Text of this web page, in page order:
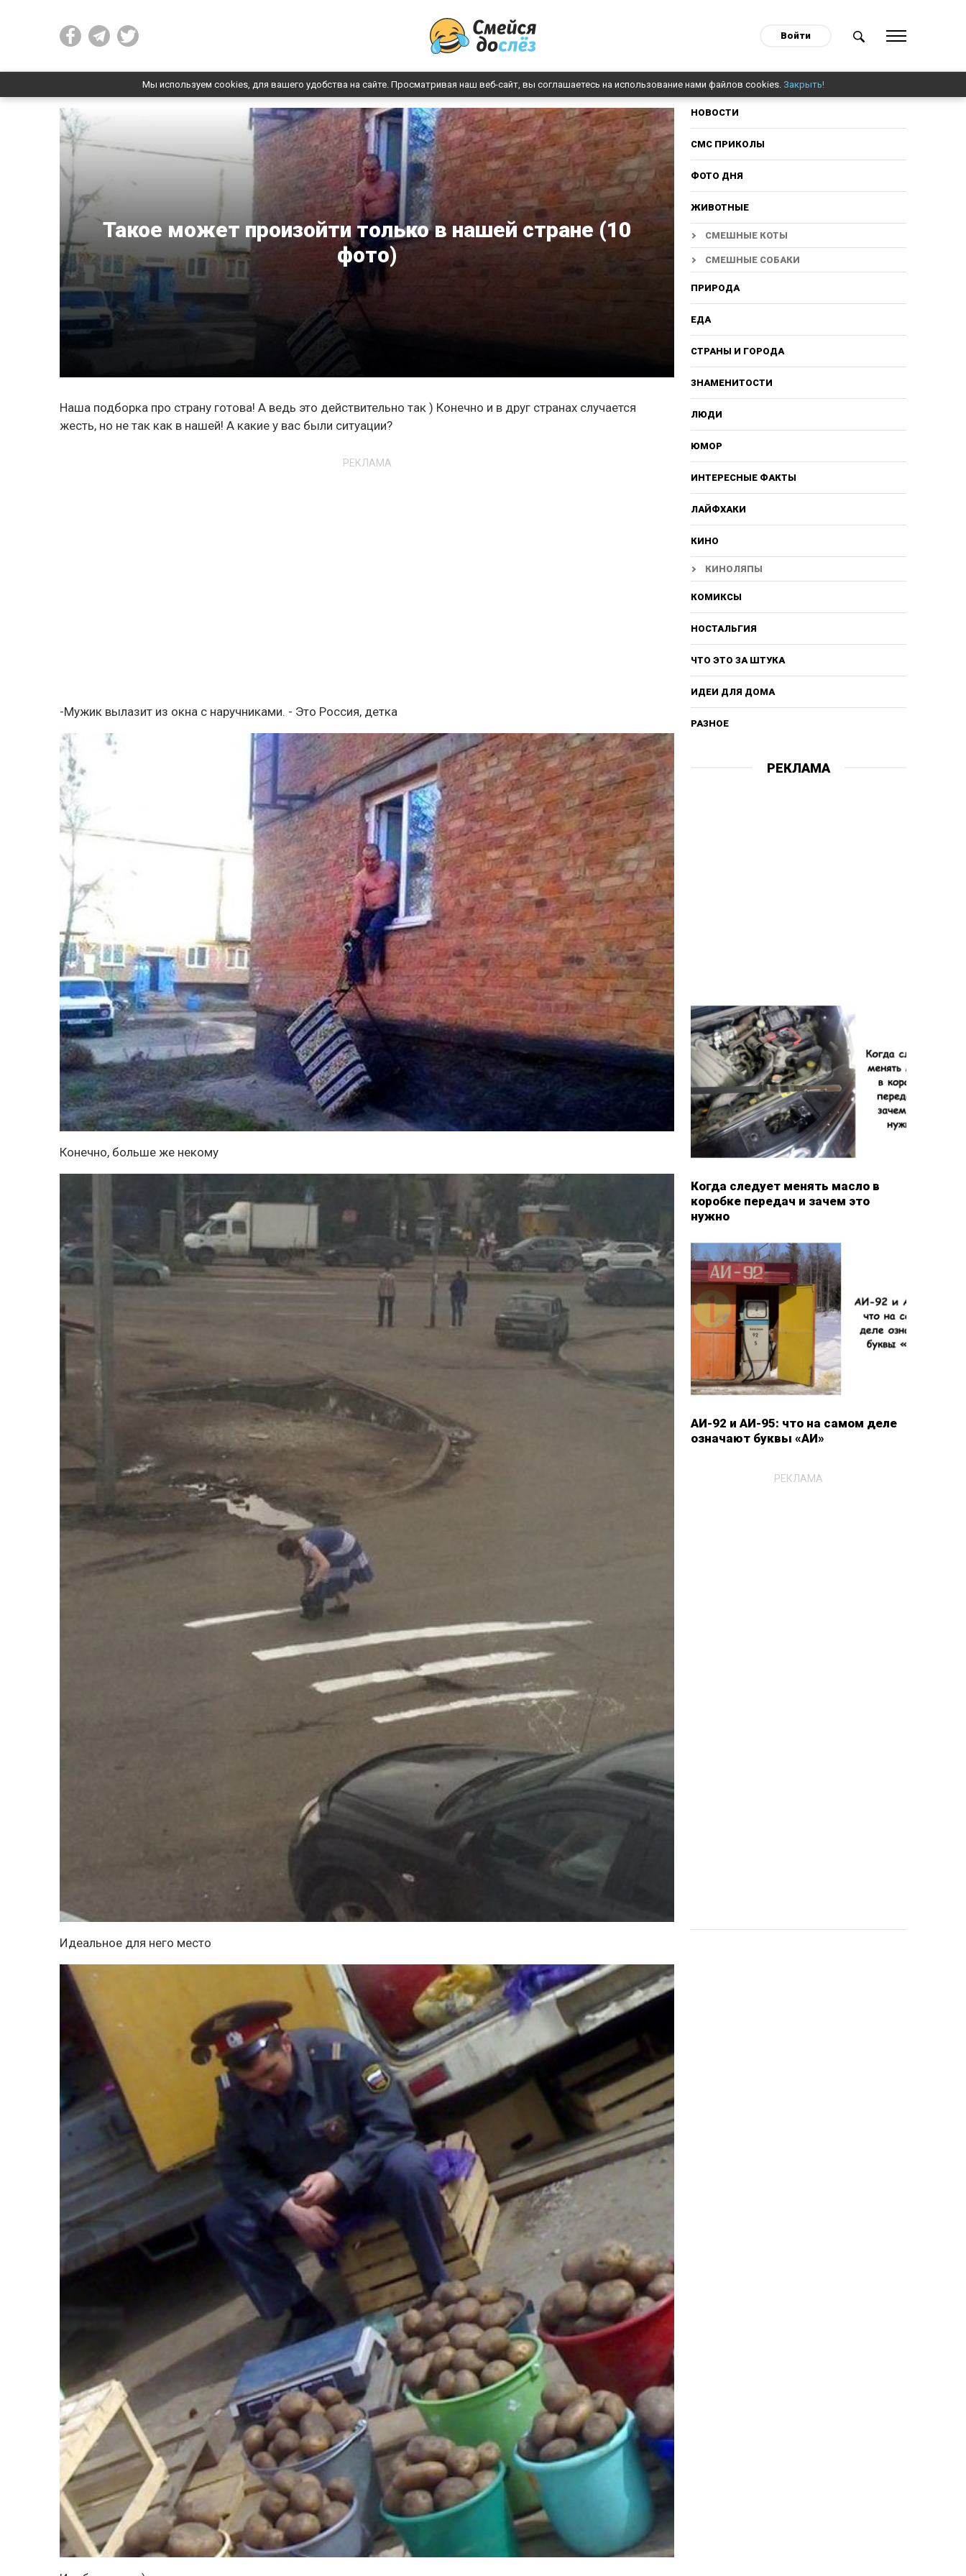
Войти
Мы используем cookies, для вашего удобства на сайте. Просматривая наш веб-сайт, вы соглашаетесь на использование нами файлов cookies. Закрыть!
Такое может произойти только в нашей стране (10
фото)
Наша подборка про страну готова! А ведь это действительно так ) Конечно и в друг странах случается
жесть, но не так как в нашей! А какие у вас были ситуации?
РЕКЛАМА
-Мужик вылазит из окна с наручниками. - Это Россия, детка
Конечно, больше же некому
Идеальное для него место
НОВОСТИ
СМС ПРИКОЛЫ
ФОТО ДНЯ
ЖИВОТНЫЕ
СМЕШНЫЕ КОТЫ
СМЕШНЫЕ СОБАКИ
ПРИРОДА
ЕДА
СТРАНЫ И ГОРОДА
ЗНАМЕНИТОСТИ
ЛЮДИ
ЮМОР
ИНТЕРЕСНЫЕ ФАКТЫ
ЛАЙФХАКИ
КИНО
КИНОЛЯПЫ
КОМИКСЫ
НОСТАЛЬГИЯ
ЧТО ЭТО ЗА ШТУКА
ИДЕИ ДЛЯ ДОМА
РАЗНОЕ
РЕКЛАМА
Когда следует менять масло в
коробке передач и зачем это
нужно
АИ-92 и АИ-95: что на самом деле
означают буквы «АИ»
РЕКЛАМА